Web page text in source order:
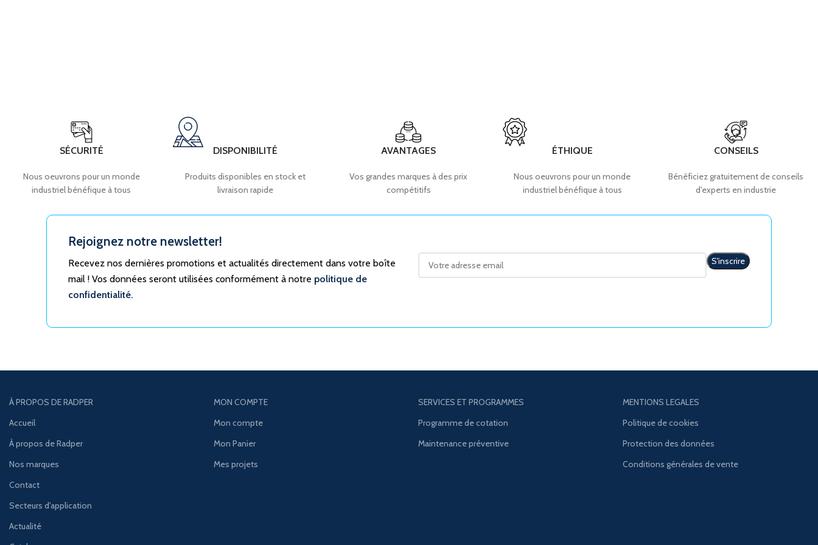
SÉCURITÉ
Nous oeuvrons pour un monde
industriel bénéfique à tous
DISPONIBILITÉ
Produits disponibles en stock et
livraison rapide
AVANTAGES
Vos grandes marques à des prix
compétitifs
ÉTHIQUE
Nous oeuvrons pour un monde
industriel bénéfique à tous
CONSEILS
Bénéficiez gratuitement de conseils
d'experts en industrie
Rejoignez notre newsletter!
Recevez nos dernières promotions et actualités directement dans votre boîte
mail ! Vos données seront utilisées conformément à notre politique de
confidentialité.
À PROPOS DE RADPER
Accueil
À propos de Radper
Nos marques
Contact
Secteurs d'application
Actualité
MON COMPTE
Mon compte
Mon Panier
Mes projets
SERVICES ET PROGRAMMES
Programme de cotation
Maintenance préventive
MENTIONS LEGALES
Politique de cookies
Protection des données
Conditions générales de vente